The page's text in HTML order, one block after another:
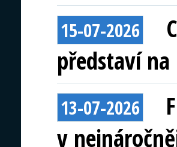
15-07-2026
představí na
13-07-2026
v